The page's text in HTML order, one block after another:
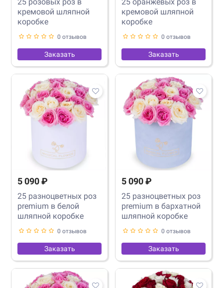
кремовой шляпной
коробке
0 отзывов
Заказать
кремовой шляпной
коробке
0 отзывов
Заказать
5 090 ₽
25 разноцветных роз
premium в белой
шляпной коробке
0 отзывов
Заказать
5 090 ₽
25 разноцветных роз
premium в бархатной
шляпной коробке
0 отзывов
Заказать